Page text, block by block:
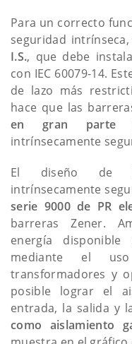
Para un correcto
seguridad intrínseca,
I.S., que debe
con IEC 60079-14.
de lazo más
hace que las
en gran parte
intrínsecamente
El diseño de
intrínsecamente
serie 9000 de PR
barreras Zener.
energía
mediante el
transformadores y
posible lograr el
entrada, la salida y
como aislamiento